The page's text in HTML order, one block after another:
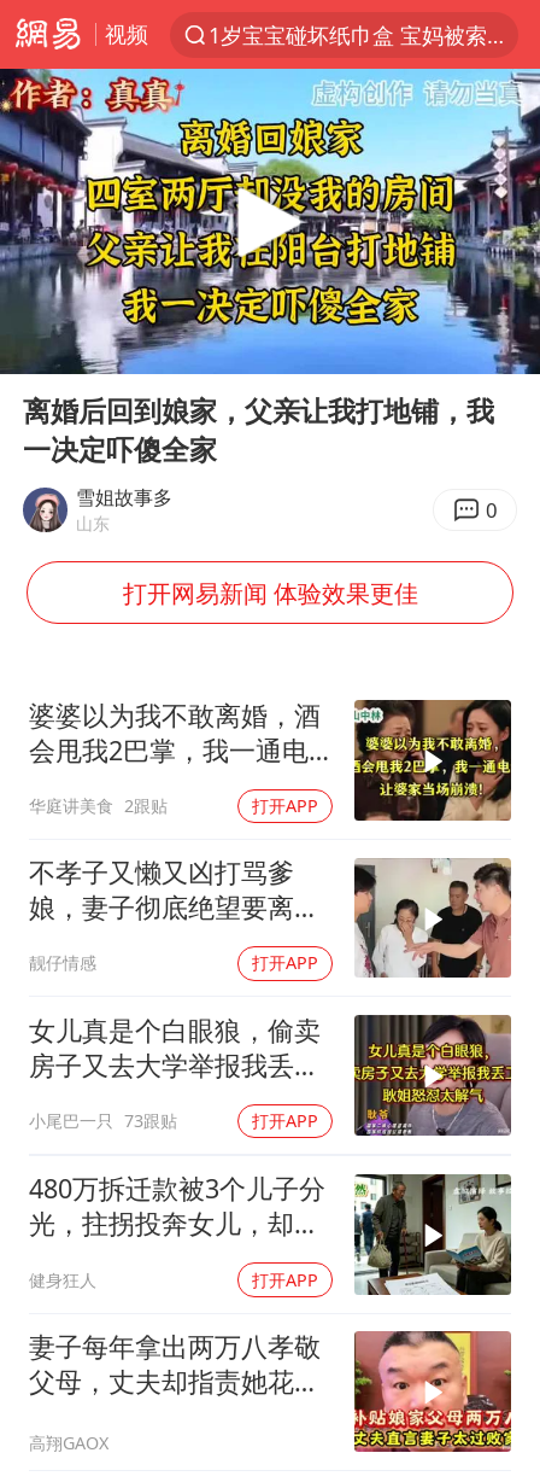
视频
1岁宝宝碰坏纸巾盒 宝妈被索赔924元
以“新”破局 首发经济点亮城市消费活力
Meta被判支付5.67亿美元
台风白海豚逼近 暴雨大暴雨来袭
47岁妈妈突然产女 26岁女儿：很震惊
阿根廷足协发文力挺因凡蒂诺
中国稀土盘中涨停
A股开盘：民爆、CPO等概念走强
日本广岛民众举行游行反对政府行径
21楼高空抛物嫌疑人被拘留
台风白海豚最新路径研判来了
OpenAI为免费用户升级GPT-5.6 Luna
我国编制完成新版全月地质图
“深圳地面沉降致车辆损坏”不实
男子结婚8年发现3个女儿均非亲生
奋进开新局 实干挑大梁
Play
00:00 26:44
离婚后回到娘家，父亲让我打地铺，我
一决定吓傻全家
雪姐故事多
山东 0
打开网易新闻 体验效果更佳
婆婆以为我不敢离婚，酒
会甩我2巴掌，我一通电
华庭讲美食 2跟贴 打开APP
不孝子又懒又凶打骂爹
娘，妻子彻底绝望要离
婚，刘老师霸气出击！
靓仔情感 打开APP
女儿真是个白眼狼，偷卖
房子又去大学举报我丢工
小尾巴一只 73跟贴 打开APP
480万拆迁款被3个儿子分
光，拄拐投奔女儿，却被
健身狂人 打开APP
妻子每年拿出两万八孝敬
父母，丈夫却指责她花钱
高翔GAOX